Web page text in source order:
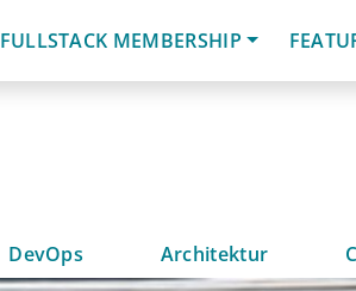
FULLSTACK MEMBERSHIP
DevOps Architektur